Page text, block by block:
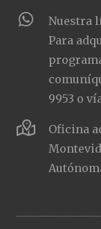
Nuestra
Para
9953 o
Oficina